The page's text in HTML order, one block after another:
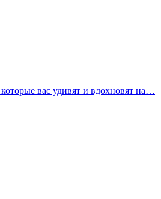
вас удивят и вдохновят на…